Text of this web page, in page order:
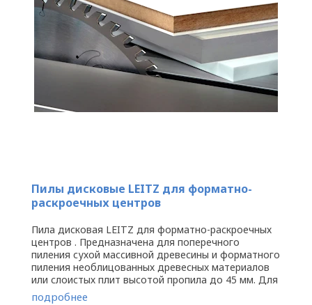
Пилы дисковые LEITZ для форматно-
раскроечных центров
Пила дисковая LEITZ для форматно-раскроечных
центров . Предназначена для поперечного
пиления сухой массивной древесины и форматного
пиления необлицованных древесных материалов
или слоистых плит высотой пропила до 45 мм. Для
круглопильных станков с ...
подробнее